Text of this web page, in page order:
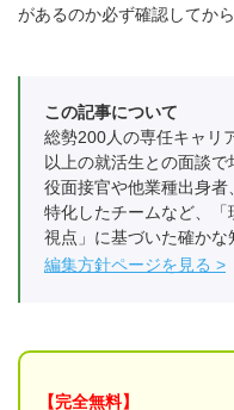
があるのか必ず確認してか
この記事について
総勢200人の専任キャリ
以上の就活生との面談
役面接官や他業種出身
特化したチームなど、
視点」に基づいた確かな
編集方針ページを見る
【完全無料】